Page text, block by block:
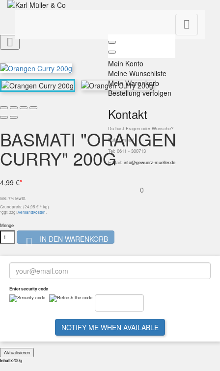

Mein Konto
Meine Wunschliste
Mein Warenkorb
Bestellung verfolgen
Kontakt
Du hast Fragen oder Wünsche?
Rufe uns an!
Tel: 0611 - 300713
E-Mail: info@gewuerz-mueller.de
0

BASMATI "ORANGEN
CURRY" 200G
4,99 €*
inkl. 7% MwSt.
Grundpreis: (24,95 € /1kg)
*ggf. zzgl.Versandkosten
Menge
 IN DEN WARENKORB
Enter security code
NOTIFY ME WHEN AVAILABLE
Inhalt:200g